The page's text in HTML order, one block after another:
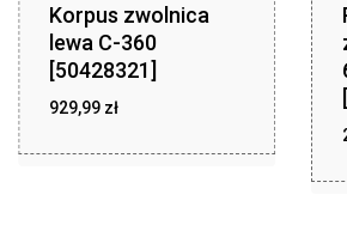
Korpus zwolnica
lewa C-360
[50428321]
929,99 zł